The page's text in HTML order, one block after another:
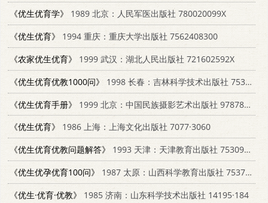
《优生优育学》
1989 北京：人民军医出版社 780020099X
《优生优育》
1994 重庆：重庆大学出版社 7562408300
《农家优生优育》
1999 武汉：湖北人民出版社 721602592X
《优生优育优教1000问》 1998 长春：吉林科学技术出版社 7538419993
《优生优育手册》
1999 北京：中国民族摄影艺术出版社 9787800692604
《优生优育》
1986 上海：上海文化出版社 7077·3060
《优生优育优教问题解答》
1993 天津：天津教育出版社 7530917617
《优生优孕优育100问》
1987 太原：山西科学教育出版社 7537700125
《优生·优育·优教》
1985 济南：山东科学技术出版社 14195·184